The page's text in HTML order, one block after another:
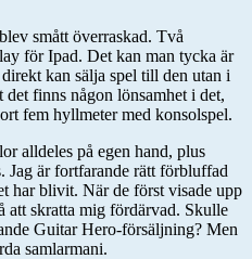
smått överraskad. Två
för Ipad. Det kan man tycka är
kan sälja spel till den utan i
det finns någon lönsamhet i det,
fem hyllmeter med konsolspel.
alldeles på egen hand, plus
Jag är fortfarande rätt förbluffad
har blivit. När de först visade upp
att skratta mig fördärvad. Skulle
Guitar Hero-försäljning? Men
samlarmani.